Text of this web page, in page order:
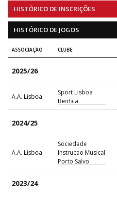
HISTÓRICO DE INSCRIÇÕES
HISTÓRICO DE JOGOS
ASSOCIAÇÃO CLUBE
2025/26
A.A. Lisboa
Sport Lisboa
Benfica
2024/25
A.A. Lisboa
Sociedade
Instrucao Musical
Porto Salvo
2023/24